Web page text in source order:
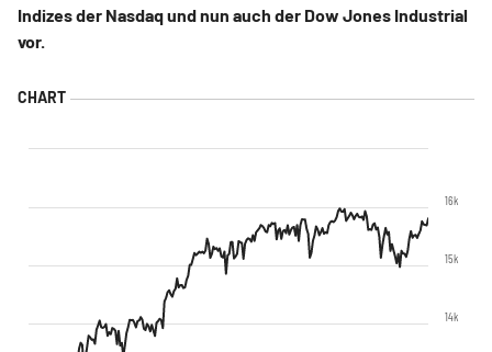
Indizes der Nasdaq und nun auch der Dow Jones Industrial
vor.
14k
15k
16k